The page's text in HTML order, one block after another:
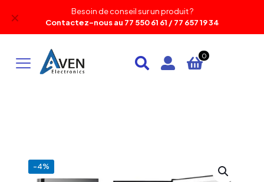
Besoin de conseil sur un produit ?
Contactez-nous au 77 550 61 61 / 77 657 19 34
✕
0
-4%